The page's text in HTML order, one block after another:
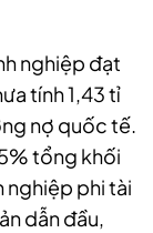
nghiệp đạt
tính 1,43 tỉ
nợ quốc tế.
tổng khối
nghiệp phi tài
dẫn đầu,